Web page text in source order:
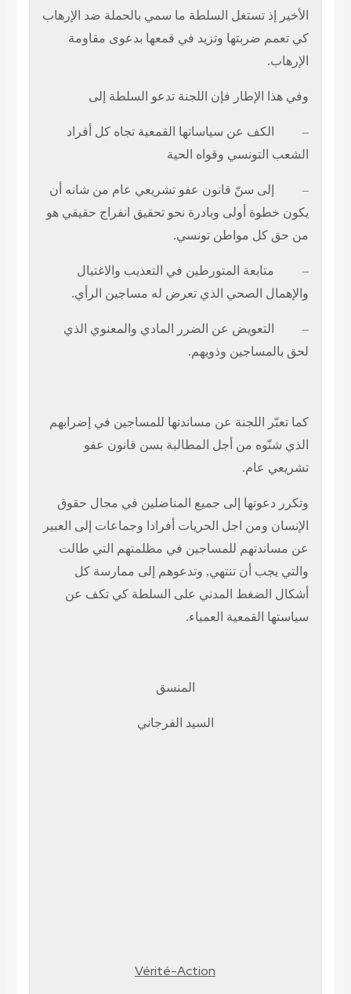
الأخير إذ تستغل السلطة ما سمي بالحملة ضد الإرهاب
كي تعمم ضربتها وتزيد في قمعها بدعوى مقاومة
الإرهاب.
وفي هذا الإطار فإن اللجنة تدعو السلطة إلى
–
الكف عن سياساتها القمعية تجاه كل أفراد
الشعب التونسي وقواه الحية
–
إلى سنّ قانون عفو تشريعي عام من شانه أن
يكون خطوة أولى وبادرة نحو تحقيق انفراج حقيقي هو
من حق كل مواطن تونسي.
–
متابعة المتورطين في التعذيب والاغتيال
والإهمال الصحي الذي تعرض له مساجين الرأي.
–
التعويض عن الضرر المادي والمعنوي الذي
لحق بالمساجين وذويهم.
كما تعبّر اللجنة عن مساندتها للمساجين في إضرابهم
الذي شنّوه من أجل المطالبة بسن قانون عفو
تشريعي عام.
وتكرر دعوتها إلى جميع المناضلين في مجال حقوق
الإنسان ومن اجل الحريات أفرادا وجماعات إلى العبير
عن مساندتهم للمساجين في مظلمتهم التي طالت
والتي يجب أن تنتهي, وتدعوهم إلى ممارسة كل
أشكال الضغط المدني على السلطة كي تكف عن
سياستها القمعية العمياء.
المنسق
السيد الفرجاني
Vérité-Action